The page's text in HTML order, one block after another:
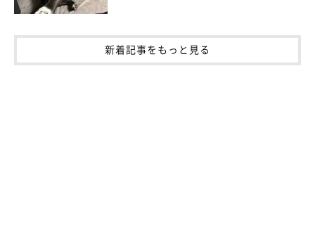
連載「こぐま犬てんすけ」
いぬのきもちWEB MAGAZINE
新着記事をもっと見る